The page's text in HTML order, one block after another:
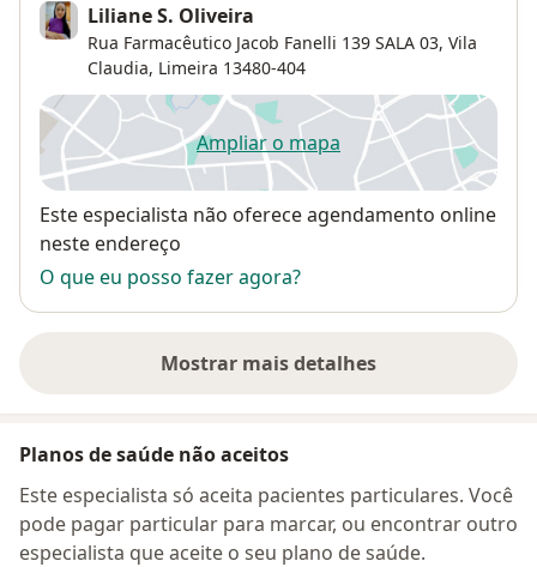
Liliane S. Oliveira
Rua Farmacêutico Jacob Fanelli 139 SALA 03, Vila
Claudia, Limeira 13480-404
Ampliar o mapaabre num novo separador
Disponibilidade
Este especialista não oferece agendamento online
neste endereço
O que eu posso fazer agora?
Mostrar mais detalhes
sobre o endereço
Planos de saúde não aceitos
Este especialista só aceita pacientes particulares. Você
pode pagar particular para marcar, ou encontrar outro
especialista que aceite o seu plano de saúde.